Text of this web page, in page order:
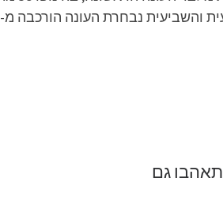
נבחרת העונה הורכבה מ-14 מתמודדים, ועונת הילדים שהתקיימה בשנת 2012 הנבחרת הורכבה מ-16 מתמודדים).
תאהבו גם